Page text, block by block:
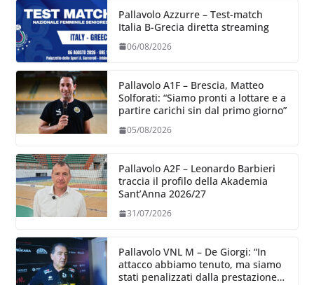
Pallavolo Azzurre – Test-match
Italia B-Grecia diretta streaming
06/08/2026
Pallavolo A1F – Brescia, Matteo
Solforati: “Siamo pronti a lottare e a
partire carichi sin dal primo giorno”
05/08/2026
Pallavolo A2F – Leonardo Barbieri
traccia il profilo della Akademia
Sant’Anna 2026/27
31/07/2026
Pallavolo VNL M – De Giorgi: “In
attacco abbiamo tenuto, ma siamo
stati penalizzati dalla prestazione